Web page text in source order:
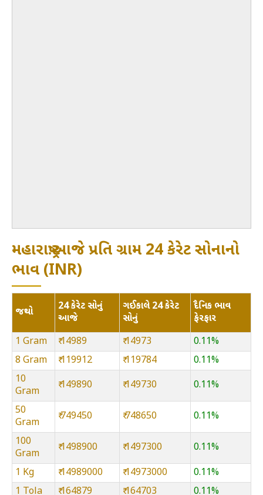
મહારાષ્ટ્ર:આજે પ્રતિ ગ્રામ 24 કેરેટ સોનાનો
ભાવ (INR)
જથ્થો
24 કેરેટ સોનું
આજે
ગઈકાલે 24 કેરેટ
સોનું
દૈનિક ભાવ
ફેરફાર
1 Gram
₹ 14989 ₹ 14973
0.11%
8 Gram
₹ 119912 ₹ 119784
0.11%
10
Gram
₹ 149890 ₹ 149730 0.11%
50
Gram
₹ 749450 ₹ 748650 0.11%
100
Gram
₹ 1498900 ₹ 1497300 0.11%
1 Kg ₹ 14989000 ₹ 14973000
0.11%
1 Tola
₹ 164879 ₹ 164703 0.11%